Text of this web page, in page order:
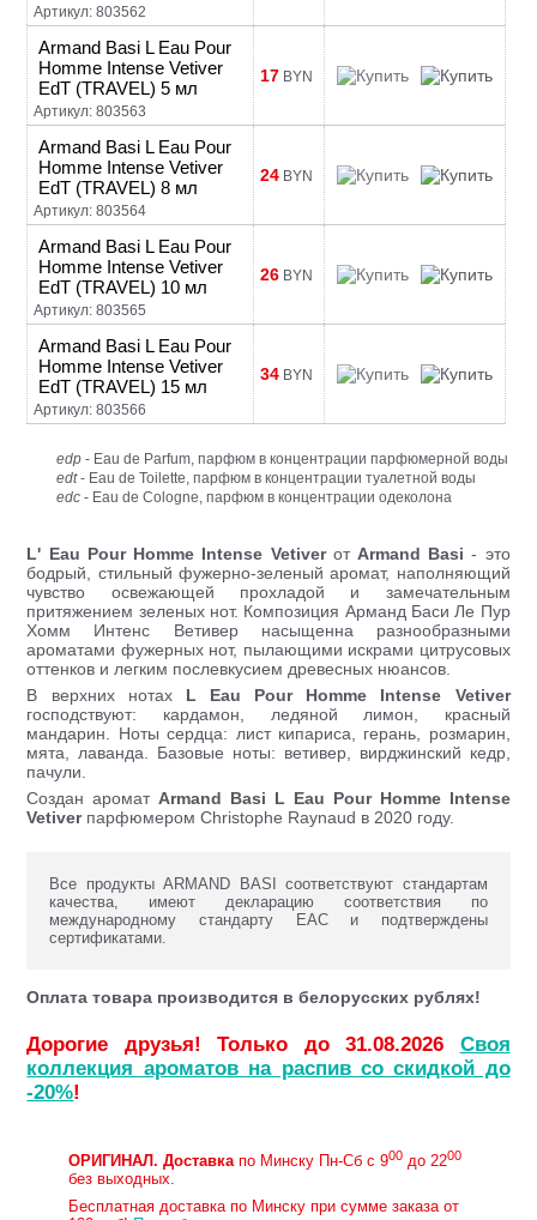
Артикул: 803562
Armand Basi L Eau Pour
Homme Intense Vetiver
EdT (TRAVEL) 5 мл
Артикул: 803563
17 BYN
Armand Basi L Eau Pour
Homme Intense Vetiver
EdT (TRAVEL) 8 мл
Артикул: 803564
24 BYN
Armand Basi L Eau Pour
Homme Intense Vetiver
EdT (TRAVEL) 10 мл
Артикул: 803565
26 BYN
Armand Basi L Eau Pour
Homme Intense Vetiver
EdT (TRAVEL) 15 мл
Артикул: 803566
34 BYN
edp - Eau de Parfum, парфюм в концентрации парфюмерной воды
edt- Eau de Toilette, парфюм в концентрации туалетной воды
edc - Eau de Cologne, парфюм в концентрации одеколона
L' Eau Pour Homme Intense Vetiver от Armand Basi - это
бодрый, стильный фужерно-зеленый аромат, наполняющий
чувство освежающей прохладой и замечательным
притяжением зеленых нот. Композиция Арманд Баси Ле Пур
Хомм Интенс Ветивер насыщенна разнообразными
ароматами фужерных нот, пылающими искрами цитрусовых
оттенков и легким послевкусием древесных нюансов.
В верхних нотах L Eau Pour Homme Intense Vetiver
господствуют: кардамон, ледяной лимон, красный
мандарин. Ноты сердца: лист кипариса, герань, розмарин,
мята, лаванда. Базовые ноты: ветивер, вирджинский кедр,
пачули.
Создан аромат Armand Basi L Eau Pour Homme Intense
Vetiverпарфюмером Christophe Raynaud в 2020 году.
Все продукты ARMAND BASI соответствуют стандартам
качества, имеют декларацию соответствия по
международному стандарту ЕАС и подтверждены
сертификатами.
Оплата товара производится в белорусских рублях!
Дорогие друзья! Только до 31.08.2026 Своя
коллекция ароматов на распив со скидкой до
-20%!
ОРИГИНАЛ. Доставкапо Минску Пн-Сб с 900 до 2200
без выходных.
Бесплатная доставка по Минску при сумме заказа от